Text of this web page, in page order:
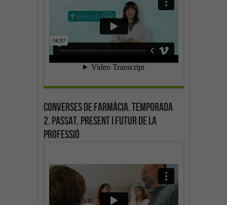
Converses de farmàcia. Temporada
2. Passat, present i futur de la
professió